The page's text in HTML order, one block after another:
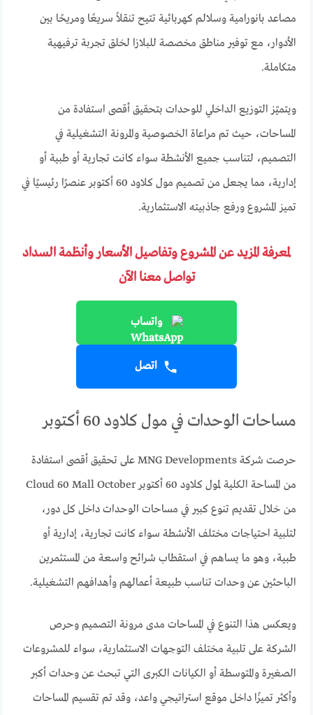
مصاعد بانورامية وسلالم كهربائية تتيح تنقلاً سريعًا ومريحًا بين
الأدوار، مع توفير مناطق مخصصة للبلازا لخلق تجربة ترفيهية
متكاملة.
ويتميّز التوزيع الداخلي للوحدات بتحقيق أقصى استفادة من
المساحات، حيث تم مراعاة الخصوصية والمرونة التشغيلية في
التصميم، لتناسب جميع الأنشطة سواء كانت تجارية أو طبية أو
إدارية، مما يجعل من تصميم مول كلاود 60 أكتوبر عنصرًا رئيسيًا في
تميز المشروع ورفع جاذبيته الاستثمارية.
لمعرفة المزيد عن المشروع وتفاصيل الأسعار وأنظمة السداد
تواصل معنا الآن
واتساب
اتصل
مساحات الوحدات في مول كلاود 60 أكتوبر
حرصت شركة MNG Developments على تحقيق أقصى استفادة
من المساحة الكلية لمول كلاود 60 أكتوبر Cloud 60 Mall October
من خلال تقديم تنوع كبير في مساحات الوحدات داخل كل دور،
لتلبية احتياجات مختلف الأنشطة سواء كانت تجارية، إدارية أو
طبية، وهو ما يساهم في استقطاب شرائح واسعة من المستثمرين
الباحثين عن وحدات تناسب طبيعة أعمالهم وأهدافهم التشغيلية.
ويعكس هذا التنوع في المساحات مدى مرونة التصميم وحرص
الشركة على تلبية مختلف التوجهات الاستثمارية، سواء للمشروعات
الصغيرة والمتوسطة أو الكيانات الكبرى التي تبحث عن وحدات أكبر
وأكثر تميزًا داخل موقع استراتيجي واعد، وقد تم تقسيم المساحات